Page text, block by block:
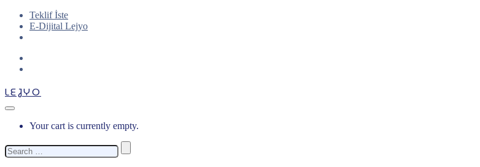
Teklif İste
E-Dijital Lejyo
LEJYO
Your cart is currently empty.
Search
for: